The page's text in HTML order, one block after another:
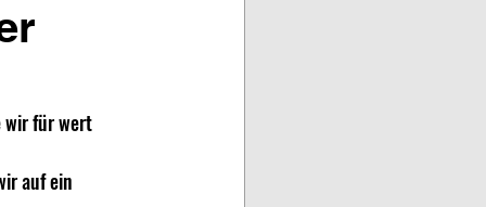
wir für wert
auf ein